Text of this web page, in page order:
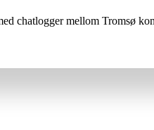
chatlogger mellom Tromsø